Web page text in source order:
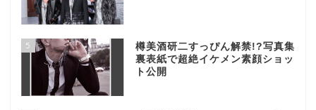
5
樽美酒研二すっぴん解禁!?写真集
裏表紙で超絶イケメン素顔ショッ
ト公開